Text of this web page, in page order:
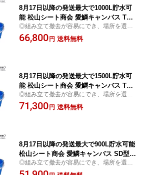
8月17日以降の発送最大で1000L貯水可
能 松山シート商会 愛鱗キャンバス TC
型 本体のみ送料無料 但、一部地域除
◎組み立て撤去が容易にでき、場所を選ば
ずに水の一時貯水 常時貯水でも使用可
66,800 円 送料無料
8月17日以降の発送最大で1500L貯水可
能 松山シート商会 愛鱗キャンバス TB
型 本体のみ(直径180cm)送料無料 但、
一部地域除
◎組み立て撤去が容易にでき、場所を選ば
ずに水の一時貯水 常時貯水でも使用可
71,300 円 送料無料
8月17日以降の発送最大で900L貯水可能
松山シート商会 愛鱗キャンバス SD型
本体のみ送料無料 但、一部地域除
◎組み立て撤去が容易にでき、場所を選ば
ずに水の一時貯水 常時貯水でも使用可